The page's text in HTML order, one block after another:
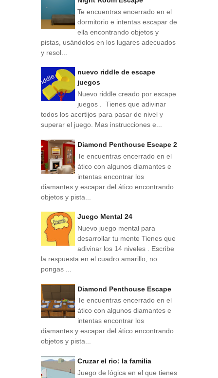
Te encuentras encerrado en el
dormitorio e intentas escapar de
ella encontrando objetos y
pistas, usándolos en los lugares adecuados
y resol...
nuevo riddle de escape
juegos
Nuevo riddle creado por escape
juegos . Tienes que adivinar
todos los acertijos para pasar de nivel y
superar el juego. Mas instrucciones e...
Diamond Penthouse Escape 2
Te encuentras encerrado en el
ático con algunos diamantes e
intentas encontrar los
diamantes y escapar del ático encontrando
objetos y pista...
Juego Mental 24
Nuevo juego mental para
desarrollar tu mente Tienes que
adivinar los 14 niveles . Escribe
la respuesta en el cuadro amarillo, no
pongas ...
Diamond Penthouse Escape
Te encuentras encerrado en el
ático con algunos diamantes e
intentas encontrar los
diamantes y escapar del ático encontrando
objetos y pista...
Cruzar el rio: la familia
Juego de lógica en el que tienes